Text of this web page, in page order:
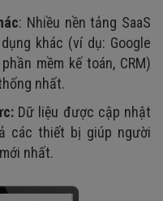
: Nhiều nền tảng SaaS
khác (ví dụ: Google
mềm kế toán, CRM)
nhất.
Dữ liệu được cập nhật
các thiết bị giúp người
nhất.